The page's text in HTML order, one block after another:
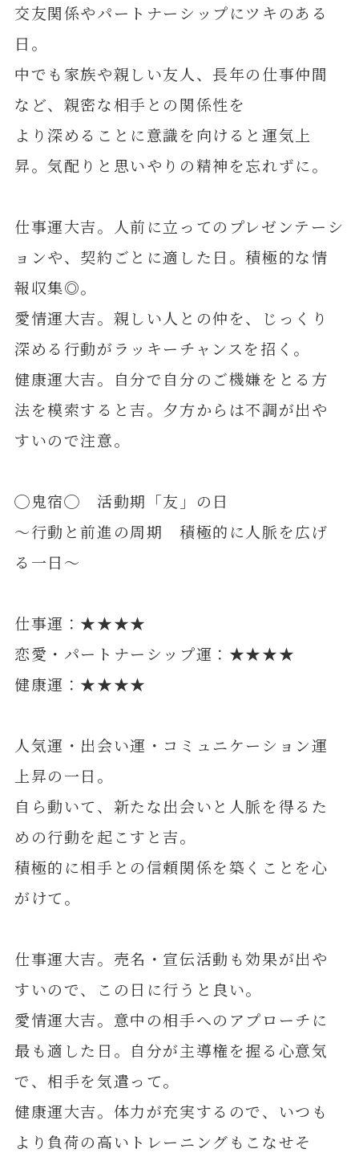
交友関係やパートナーシップにツキのある
日。
中でも家族や親しい友人、長年の仕事仲間
など、親密な相手との関係性を
より深めることに意識を向けると運気上
昇。気配りと思いやりの精神を忘れずに。
仕事運大吉。人前に立ってのプレゼンテーシ
ョンや、契約ごとに適した日。積極的な情
報収集◎。
愛情運大吉。親しい人との仲を、じっくり
深める行動がラッキーチャンスを招く。
健康運大吉。自分で自分のご機嫌をとる方
法を模索すると吉。夕方からは不調が出や
すいので注意。
◯鬼宿◯ 活動期「友」の日
～行動と前進の周期 積極的に人脈を広げ
る一日～
仕事運：★★★★
恋愛・パートナーシップ運：★★★★
健康運：★★★★
人気運・出会い運・コミュニケーション運
上昇の一日。
自ら動いて、新たな出会いと人脈を得るた
めの行動を起こすと吉。
積極的に相手との信頼関係を築くことを心
がけて。
仕事運大吉。売名・宣伝活動も効果が出や
すいので、この日に行うと良い。
愛情運大吉。意中の相手へのアプローチに
最も適した日。自分が主導権を握る心意気
で、相手を気遣って。
健康運大吉。体力が充実するので、いつも
より負荷の高いトレーニングもこなせそ